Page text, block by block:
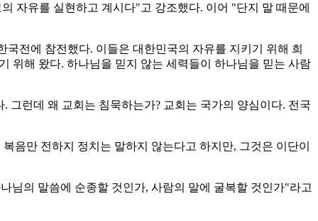
자유를 실현하고 계시다"고 강조했다. 이어 "단지 말 때문에
전에 참전했다. 이들은 대한민국의 자유를 지키기 위해 희
위해 왔다. 하나님을 믿지 않는 세력들이 하나님을 믿는 사람
그런데 왜 교회는 침묵하는가? 교회는 국가의 양심이다. 전국
음만 전하지 정치는 말하지 않는다고 하지만, 그것은 이단이
님의 말씀에 순종할 것인가, 사람의 말에 굴복할 것인가"라고